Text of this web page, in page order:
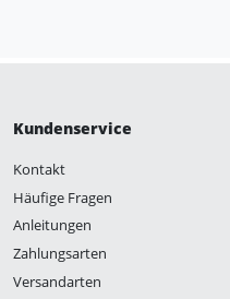
Kundenservice
Kontakt
Häufige Fragen
Anleitungen
Zahlungsarten
Versandarten